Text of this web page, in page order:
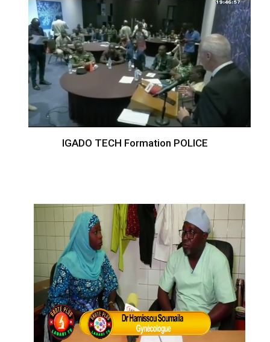
IGADO TECH Formation POLICE